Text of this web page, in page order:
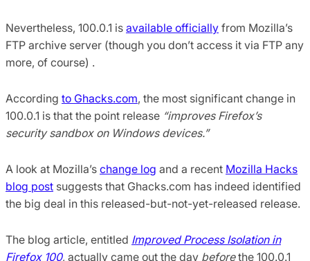
Nevertheless, 100.0.1 is available officially from Mozilla’s
FTP archive server (though you don’t access it via FTP any
more, of course) .
According to Ghacks.com, the most significant change in
100.0.1 is that the point release “improves Firefox’s
security sandbox on Windows devices.”
A look at Mozilla’s change log and a recent Mozilla Hacks
blog post suggests that Ghacks.com has indeed identified
the big deal in this released-but-not-yet-released release.
The blog article, entitled Improved Process Isolation in
Firefox 100, actually came out the day beforethe 100.0.1